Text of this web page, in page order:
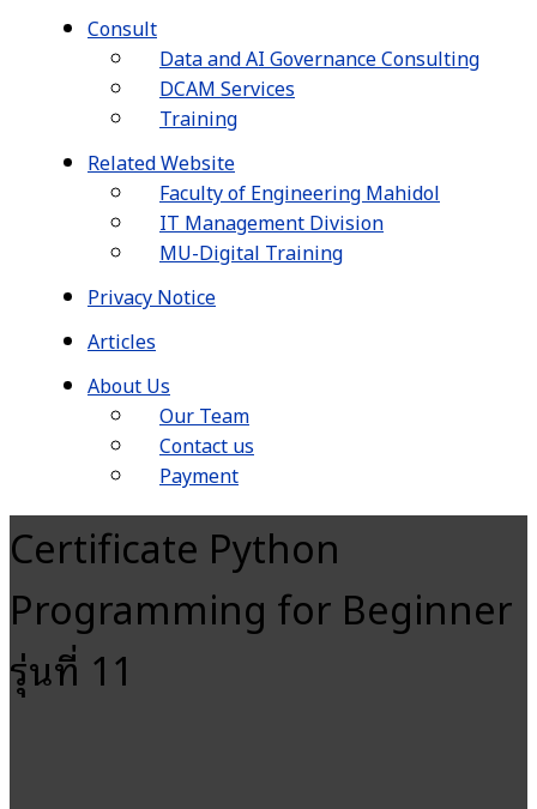
Consult
Data and AI Governance Consulting
DCAM Services
Training
Related Website
Faculty of Engineering Mahidol
IT Management Division
MU-Digital Training
Privacy Notice
Articles
About Us
Our Team
Contact us
Payment
Certificate Python
Programming for Beginner
รุ่นที่ 11